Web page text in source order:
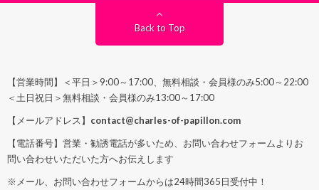
Back to Top
【営業時間】＜平日＞9:00～17:00、無料相談・会員様のみ5:00～22:00
＜土日祝日＞無料相談・会員様のみ13:00～17:00
【メールアドレス】 contact@charles-of-papillon.com
【電話番号】営業・勧誘電話が多いため、お問い合わせフォームよりお
問い合わせいただいた方へお伝えします
※メール、お問い合わせフォームからは24時間365日受付中！